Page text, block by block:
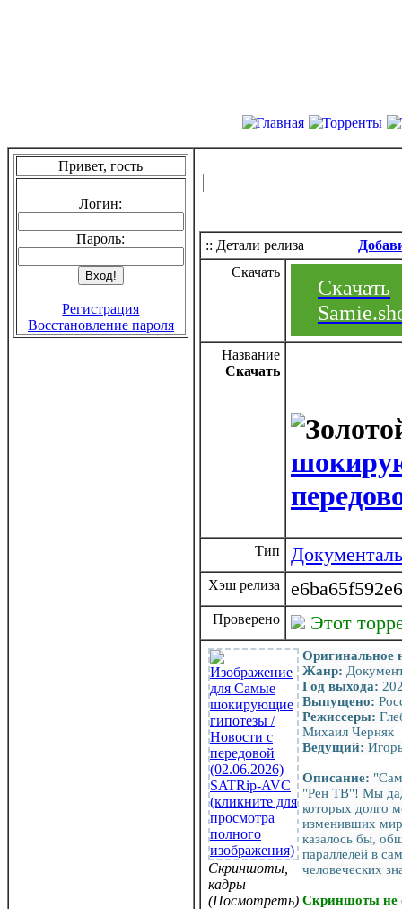
Привет, гость
Логин:
Пароль:
Регистрация
Восстановление пароля
:: Детали релиза
Скачать
Скачать
Название
Скачать
Тип
Хэш релиза
Проверено Этот
Скриншоты,
кадры
(Посмотреть)
Оригинальное
Жанр:
Год выхода:
Выпущено:
Режиссеры:
Михаил Черняк
Ведущий:
Описание:
"Рен ТВ"! Мы
которых долго
изменивших
казалось бы,
параллелей в
человеческих
Скриншоты не